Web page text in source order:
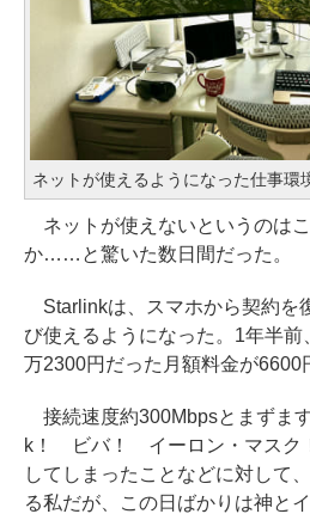
ネットが使えるようになった仕事環
ネットが使えないというのは
か……と驚いた数日間だった。
Starlinkは、スマホから契約を
び使えるようになった。1年半
万2300円だった月額料金が6600
接続速度約300Mbpsとまずま
k！ ビバ！ イーロン・マスク
してしまったことなどに対して
る私だが、この日ばかりは神と